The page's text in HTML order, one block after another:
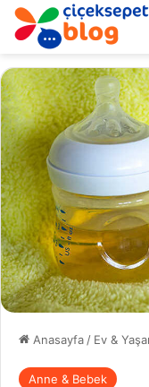
Anasayfa / Ev &
Anne & Bebek